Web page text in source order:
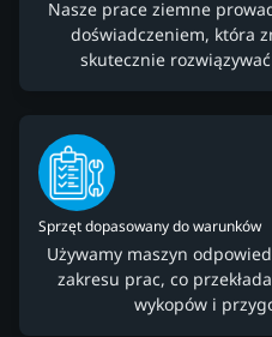
Nasze prace ziemne
doświadczeniem, która
skutecznie
Sprzęt dopasowany do warunków
Używamy maszyn
zakresu prac, co
wykopów i